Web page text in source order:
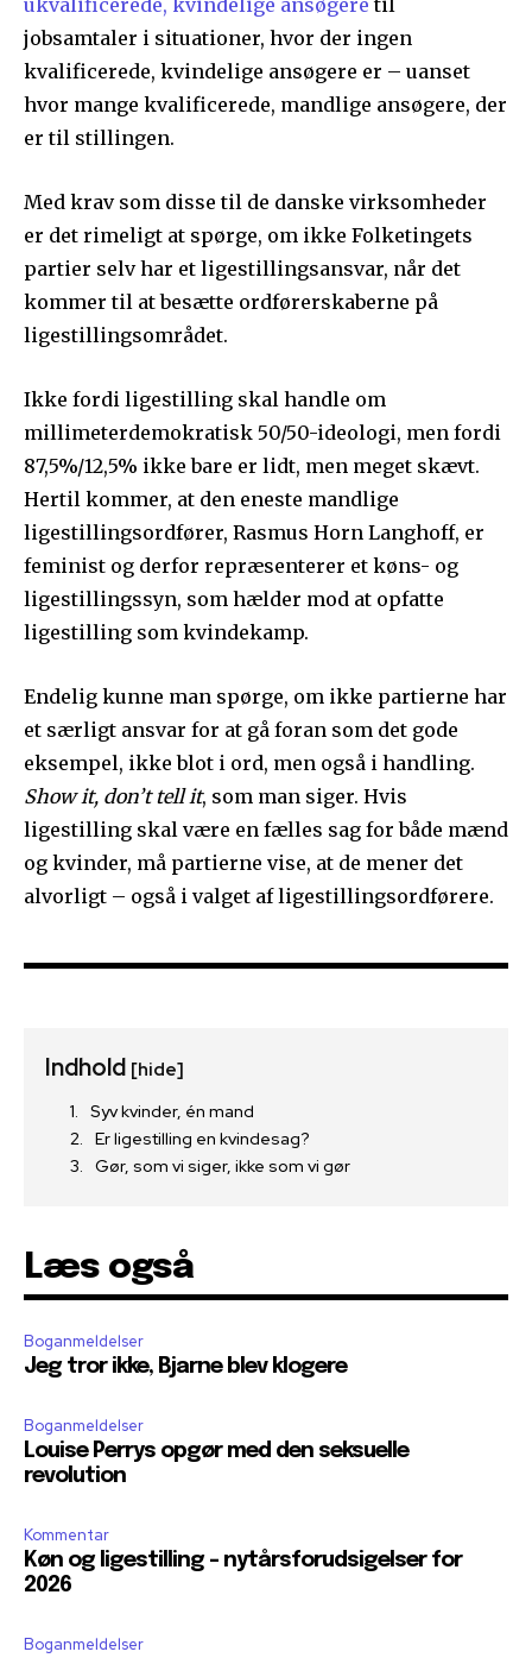
ukvalificerede, kvindelige ansøgere til
jobsamtaler i situationer, hvor der ingen
kvalificerede, kvindelige ansøgere er – uanset
hvor mange kvalificerede, mandlige ansøgere, der
er til stillingen.
Med krav som disse til de danske virksomheder
er det rimeligt at spørge, om ikke Folketingets
partier selv har et ligestillingsansvar, når det
kommer til at besætte ordførerskaberne på
ligestillingsområdet.
Ikke fordi ligestilling skal handle om
millimeterdemokratisk 50/50-ideologi, men fordi
87,5%/12,5% ikke bare er lidt, men meget skævt.
Hertil kommer, at den eneste mandlige
ligestillingsordfører, Rasmus Horn Langhoff, er
feminist og derfor repræsenterer et køns- og
ligestillingssyn, som hælder mod at opfatte
ligestilling som kvindekamp.
Endelig kunne man spørge, om ikke partierne har
et særligt ansvar for at gå foran som det gode
eksempel, ikke blot i ord, men også i handling.
Show it, don’t tell it, som man siger. Hvis
ligestilling skal være en fælles sag for både mænd
og kvinder, må partierne vise, at de mener det
alvorligt – også i valget af ligestillingsordførere.
Indhold [hide]
Syv kvinder, én mand
Er ligestilling en kvindesag?
Gør, som vi siger, ikke som vi gør
Læs også
Boganmeldelser
Jeg tror ikke, Bjarne blev klogere
Boganmeldelser
Louise Perrys opgør med den seksuelle
revolution
Kommentar
Køn og ligestilling – nytårsforudsigelser for
2026
Boganmeldelser